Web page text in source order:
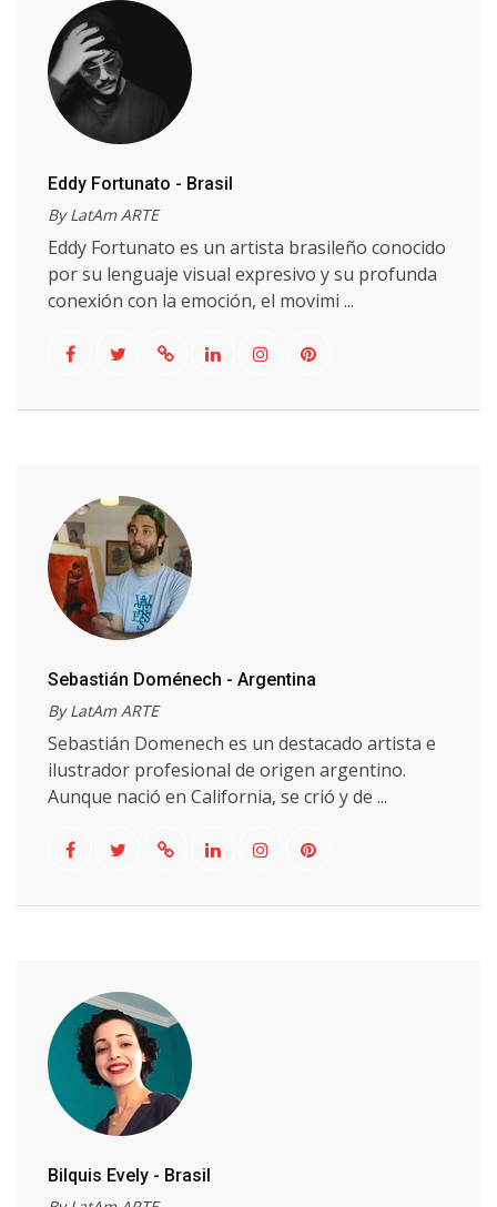
Eddy Fortunato - Brasil
By LatAm ARTE
Eddy Fortunato es un artista brasileño conocido
por su lenguaje visual expresivo y su profunda
conexión con la emoción, el movimi ...
Sebastián Doménech - Argentina
By LatAm ARTE
Sebastián Domenech es un destacado artista e
ilustrador profesional de origen argentino.
Aunque nació en California, se crió y de ...
Bilquis Evely - Brasil